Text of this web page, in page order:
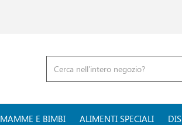
Prodotto
MAMME E BIMBI ALIMENTI SPECIALI